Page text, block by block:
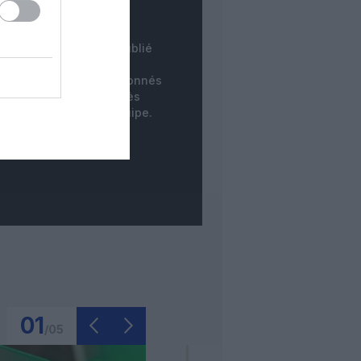
INSTANTANÉ
commentaire est publié
des non-abonnés
sont publiés qu'après
par notre équipe.
01